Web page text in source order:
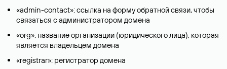
«admin-contact»: ссылка на форму обратной связи, чтобы
связаться с администратором домена
«org»: название организации (юридического лица), которая
является владельцем домена
«registrar»: регистратор домена